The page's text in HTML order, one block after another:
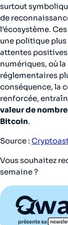
surtout
de
l’écosystème.
une politique
attentes
numériques, où
réglementaires
conséquence, la
renforcée,
valeur de
Bitcoin.
Source :
Vous souhaitez
semaine ?